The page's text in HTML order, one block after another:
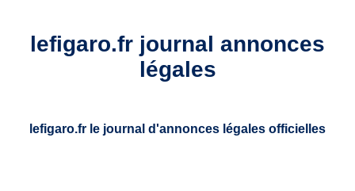
lefigaro.fr journal annonces
légales
lefigaro.fr le journal d'annonces légales officielles